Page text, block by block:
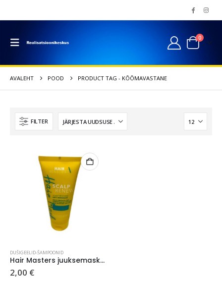
0
AVALEHT POOD PRODUCT TAG - KÕÕMAVASTANE
FILTER
DUŠIGEELID-ŠAMPOONID
Hair Masters juuksemask 200ml
2,00 €